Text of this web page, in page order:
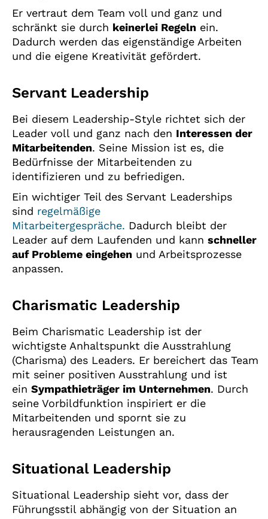
Er vertraut dem Team voll und ganz und
schränkt sie durch keinerlei Regeln ein.
Dadurch werden das eigenständige Arbeiten
und die eigene Kreativität gefördert.
Servant Leadership
Bei diesem Leadership-Style richtet sich der
Leader voll und ganz nach den Interessen der
Mitarbeitenden. Seine Mission ist es, die
Bedürfnisse der Mitarbeitenden zu
identifizieren und zu befriedigen.
Ein wichtiger Teil des Servant Leaderships
sind regelmäßige
Mitarbeitergespräche. Dadurch bleibt der
Leader auf dem Laufenden und kann schneller
auf Probleme eingehen und Arbeitsprozesse
anpassen.
Charismatic Leadership
Beim Charismatic Leadership ist der
wichtigste Anhaltspunkt die Ausstrahlung
(Charisma) des Leaders. Er bereichert das Team
mit seiner positiven Ausstrahlung und ist
ein Sympathieträger im Unternehmen. Durch
seine Vorbildfunktion inspiriert er die
Mitarbeitenden und spornt sie zu
herausragenden Leistungen an.
Situational Leadership
Situational Leadership sieht vor, dass der
Führungsstil abhängig von der Situation an